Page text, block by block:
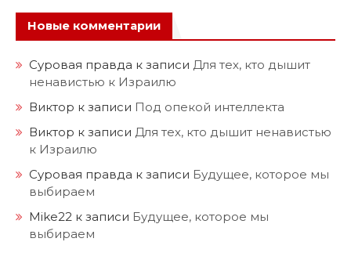
Новые комментарии
Суровая правда к записи Для тех, кто дышит
ненавистью к Израилю
Виктор к записи Под опекой интеллекта
Виктор к записи Для тех, кто дышит ненавистью
к Израилю
Суровая правда к записи Будущее, которое мы
выбираем
Mike22 к записи Будущее, которое мы
выбираем